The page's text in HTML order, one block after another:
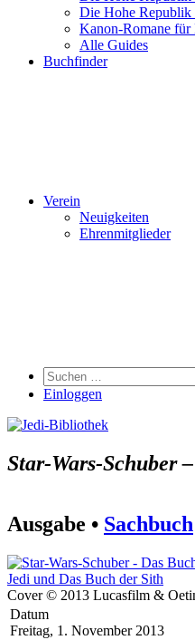
Die Hohe Republik
Kanon-Romane für
Alle Guides
Buchfinder
Verein
Neuigkeiten
Ehrenmitglieder
Einloggen
Star-Wars-Schuber
Ausgabe • Sachbuch
Cover © 2013 Lucasfilm &
Datum
Freitag, 1. November 2013